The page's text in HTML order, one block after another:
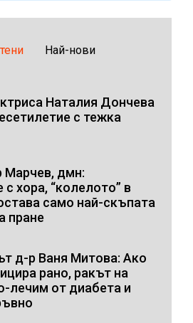
Най-нови
Наталия Дончева
с тежка
Марчев, дмн:
с хора, “колелото” в
само най-скъпата
пране
д-р Ваня Митова: Ако
рано, ракът на
лечим от диабета и